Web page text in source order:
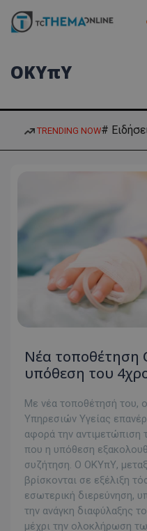
ΟΚΥπΥ
TRENDING NOW#
Νέα τοποθέτηση
υπόθεση του
Με νέα τοποθέτησή του,
Υπηρεσιών Υγείας
αφορά την αντιμετώπιση
που η υπόθεση
συζήτηση. Ο ΟΚΥπΥ,
βρίσκονται σε εξέλιξη
εσωτερική διερεύνηση,
την ανάγκη διαφύλαξης
μέχρι την ολοκλήρωση